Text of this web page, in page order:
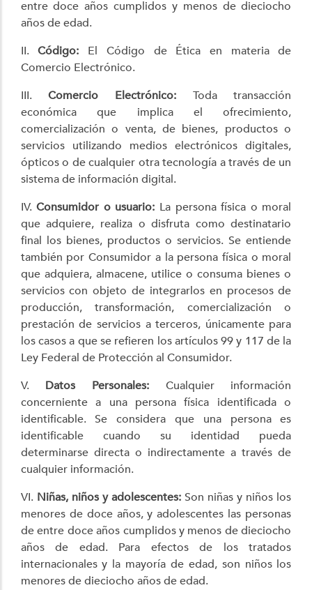
entre doce años cumplidos y menos de dieciocho
años de edad.
II.Código: El Código de Ética en materia de
Comercio Electrónico.
III.Comercio Electrónico: Toda transacción
económica que implica el ofrecimiento,
comercialización o venta, de bienes, productos o
servicios utilizando medios electrónicos digitales,
ópticos o de cualquier otra tecnología a través de un
sistema de información digital.
IV.Consumidor o usuario: La persona física o moral
que adquiere, realiza o disfruta como destinatario
final los bienes, productos o servicios. Se entiende
también por Consumidor a la persona física o moral
que adquiera, almacene, utilice o consuma bienes o
servicios con objeto de integrarlos en procesos de
producción, transformación, comercialización o
prestación de servicios a terceros, únicamente para
los casos a que se refieren los artículos 99 y 117 de la
Ley Federal de Protección al Consumidor.
V. Datos Personales: Cualquier información
concerniente a una persona física identificada o
identificable. Se considera que una persona es
identificable cuando su identidad pueda
determinarse directa o indirectamente a través de
cualquier información.
VI. Niñas, niños y adolescentes:Son niñas y niños los
menores de doce años, y adolescentes las personas
de entre doce años cumplidos y menos de dieciocho
años de edad. Para efectos de los tratados
internacionales y la mayoría de edad, son niños los
menores de dieciocho años de edad.